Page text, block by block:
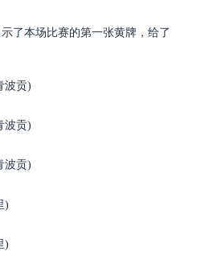
了本场比赛的第一张黄牌，给了
波贡)
波贡)
波贡)
)
)